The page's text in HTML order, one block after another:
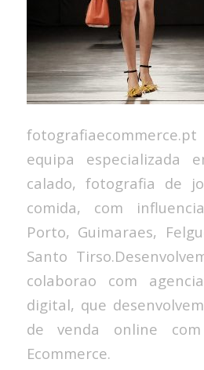
equipa especializada
calado, fotografia de
comida, com
Porto, Guimaraes,
Santo
colaborao com
digital, que
de venda online
Ecommerce.